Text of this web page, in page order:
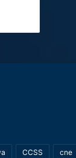
CCSS cne